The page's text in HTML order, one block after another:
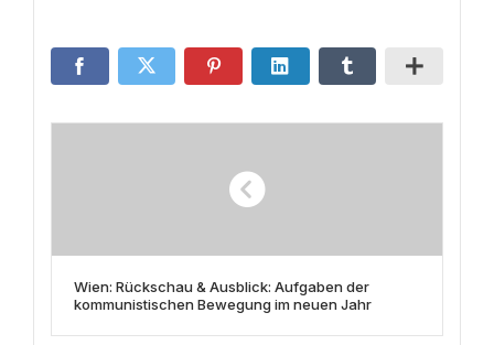
Wien: Rückschau & Ausblick: Aufgaben der
kommunistischen Bewegung im neuen Jahr